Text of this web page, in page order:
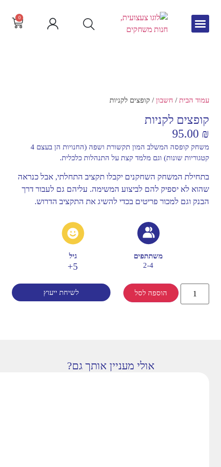
0
עמוד הבית / חשבון / קופצים לקניות
קופצים לקניות
95.00 ₪
משחק קופסה המשלב המון תקשורת ושפה (החנויות הן בעצם 4
קטגוריות שונות) וגם מלמד קצת על התנהלות כלכלית.
בתחילת המשחק השחקנים יקבלו תקציב התחלתי, אבל כנראה
שהוא לא יספיק להם לביצוע המשימה. עליהם גם לעבור דרך
הבנק וגם למכור פריטים בכדי להשיג את התקציב הדרוש.
משתתפים
2-4
גיל
5+
הוספה לסל לשיחת ייעוץ
אולי מעניין אותך גם?